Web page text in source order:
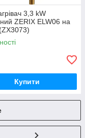
3,3 kW
ZERIX ELW06 на
Купити